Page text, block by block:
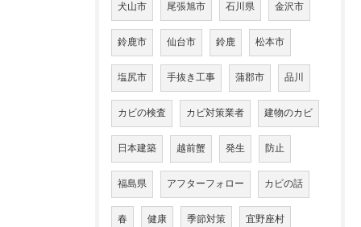
犬山市 尾張旭市 石川県 金沢市
鈴鹿市 仙台市 鈴鹿 松本市
塩尻市 手抜き工事 蒲郡市 品川
カビの検査 カビ対策業者 建物のカビ
日本建築 越前蟹 発生 防止
福島県 アフターフォロー カビの話
春 健康 季節対策 宜野座村